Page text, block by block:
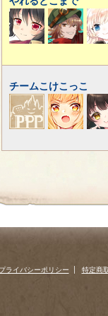
チームこけこっこ
ライバシーポリシー 特定商